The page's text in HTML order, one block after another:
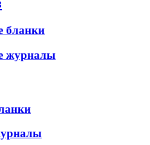
бланки
журналы